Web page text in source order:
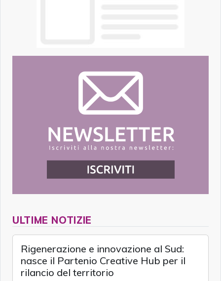
ULTIME NOTIZIE
Rigenerazione e innovazione al Sud:
nasce il Partenio Creative Hub per il
rilancio del territorio